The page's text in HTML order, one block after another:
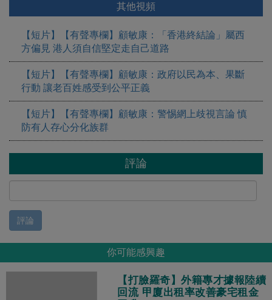
其他視頻
【短片】【有聲專欄】顧敏康：「香港終結論」屬西
方偏見 港人須自信堅定走自己道路
【短片】【有聲專欄】顧敏康：​政府以民為本、果斷
行動 讓老百姓感受到公平正義
【短片】【有聲專欄】顧敏康：警惕網上歧視言論 慎
防有人存心分化族群
評論
評論
你可能感興趣
【打臉羅奇】外籍專才據報陸續
回流 甲廈出租率改善豪宅租金